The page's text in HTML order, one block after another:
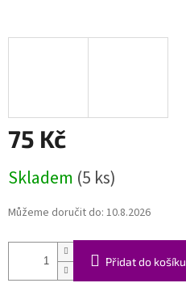
75 Kč
cena:
Skladem (5 ks)
Můžeme doručit do: 10.8.2026
Přidat do košíku